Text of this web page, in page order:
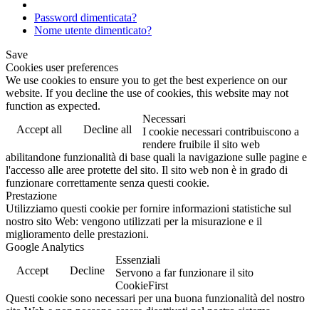
Password dimenticata?
Nome utente dimenticato?
Save
Cookies user preferences
We use cookies to ensure you to get the best experience on our
website. If you decline the use of cookies, this website may not
function as expected.
Accept all
Decline all
Necessari
I cookie necessari contribuiscono a
rendere fruibile il sito web
abilitandone funzionalità di base quali la navigazione sulle pagine e
l'accesso alle aree protette del sito. Il sito web non è in grado di
funzionare correttamente senza questi cookie.
Prestazione
Utilizziamo questi cookie per fornire informazioni statistiche sul
nostro sito Web: vengono utilizzati per la misurazione e il
miglioramento delle prestazioni.
Google Analytics
Accept
Decline
Essenziali
Servono a far funzionare il sito
CookieFirst
Questi cookie sono necessari per una buona funzionalità del nostro